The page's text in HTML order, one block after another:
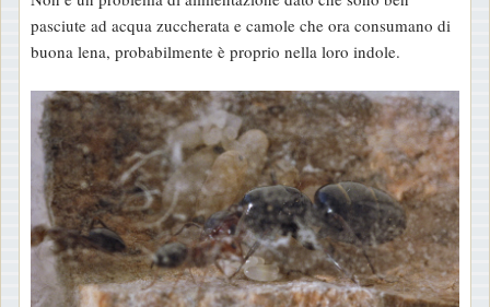
pasciute ad acqua zuccherata e camole che ora consumano di
buona lena, probabilmente è proprio nella loro indole.